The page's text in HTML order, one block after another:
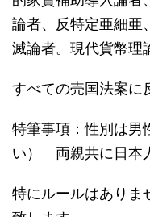
論者、反特定亜細亜
滅論者。現代貨幣理
すべての売国法案に
特筆事項：性別は男
い） 両親共に日本
特にルールはありま